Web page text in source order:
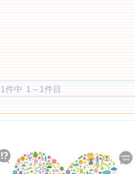
1件中 1～1件目